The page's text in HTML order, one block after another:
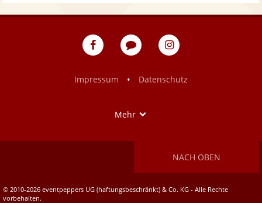
eventpeppers
Blog
eventpeppers
Impressum
• Datenschutz
Mehr
NACH OBEN
© 2010-2026 eventpeppers UG (haftungsbeschränkt) & Co. KG - Alle Rechte
vorbehalten.